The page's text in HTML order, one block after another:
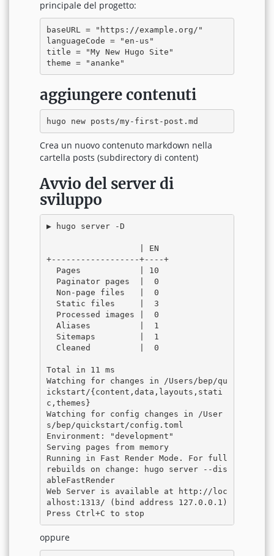
principale del progetto:
baseURL = "https://example.org/"
languageCode = "en-us"
title = "My New Hugo Site"
aggiungere contenuti
Crea un nuovo contenuto markdown nella
cartella posts (subdirectory di content)
Avvio del server di
sviluppo
▶ hugo server -D
+------------------+----+
Total in 11 ms
Watching for changes in /Users/bep/qu
ickstart/{content,data,layouts,stati
c,themes}
Watching for config changes in /User
s/bep/quickstart/config.toml
Environment: "development"
Serving pages from memory
Running in Fast Render Mode. For full
rebuilds on change: hugo server --dis
ableFastRender
Web Server is available at http://loc
alhost:1313/ (bind address 127.0.0.1)
oppure